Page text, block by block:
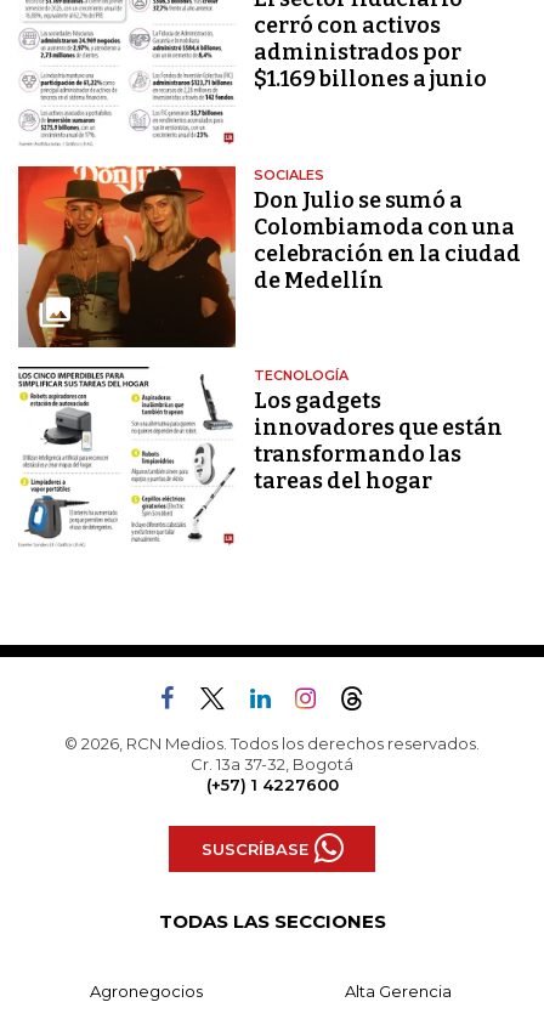
cerró con activos
administrados por
$1.169 billones a junio
SOCIALES
Don Julio se sumó a
Colombiamoda con una
celebración en la ciudad
de Medellín
TECNOLOGÍA
Los gadgets
innovadores que están
transformando las
tareas del hogar
© 2026, RCN Medios. Todos los derechos reservados.
Cr. 13a 37-32, Bogotá
(+57) 1 4227600
SUSCRÍBASE
TODAS LAS SECCIONES
Agronegocios Alta Gerencia